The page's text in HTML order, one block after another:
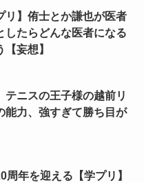
リ】侑士とか謙也が医者
したらどんな医者になる
【妄想】
テニスの王子様の越前リ
能力、強すぎて勝ち目が
周年を迎える【学プリ】